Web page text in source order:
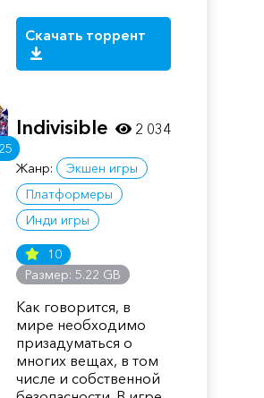
Скачать торрент
Indivisible
Жанр:
Экшен игры
Платформеры
Инди игры
10
Размер: 5.22 GB
Как говорится, в
мире необходимо
призадуматься о
многих вещах, в том
числе и собственной
2 034